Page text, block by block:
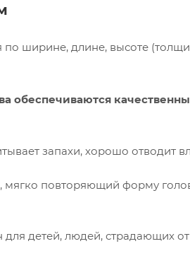
по ширине, длине, высоте
обеспечиваются
запахи, хорошо отводит
повторяющий форму
детей, людей, страдающих